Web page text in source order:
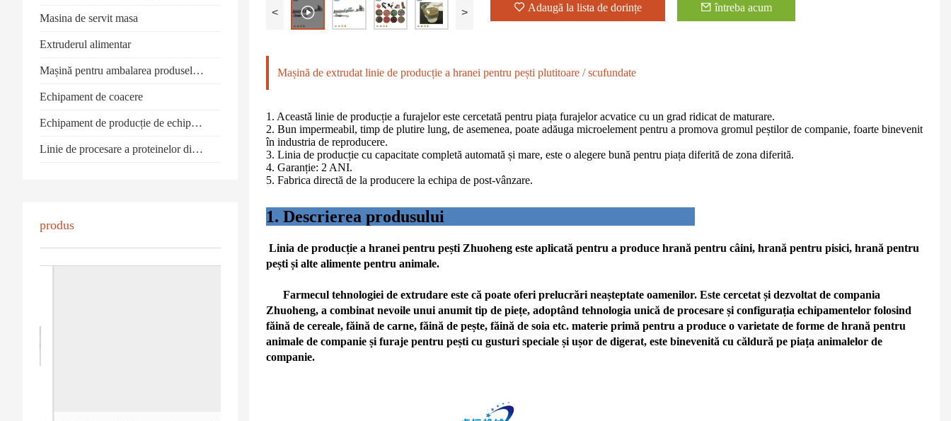
Masina de servit masa
Extruderul alimentar
Mașină pentru ambalarea produselor alimentare
Echipament de coacere
Echipament de producție de echipamente alimentare
Linie de procesare a proteinelor din soia vegetar texturată / fibră
produs
< > Adaugă la lista de dorințe întreba acum
Mașină de extrudat linie de producție a hranei pentru pești plutitoare / scufundate
1. Această linie de producție a furajelor este cercetată pentru piața furajelor acvatice cu un grad ridicat de maturare.
2. Bun impermeabil, timp de plutire lung, de asemenea, poate adăuga microelement pentru a promova gromul peștilor de companie, foarte binevenit
în industria de reproducere.
3. Linia de producție cu capacitate completă automată și mare, este o alegere bună pentru piața diferită de zona diferită.
4. Garanție: 2 ANI.
5. Fabrica directă de la producere la echipa de post-vânzare.
1. Descrierea produsului
Linia de producție a hranei pentru pești Zhuoheng este aplicată pentru a produce hrană pentru câini, hrană pentru pisici, hrană pentru
pești și alte alimente pentru animale.
Farmecul tehnologiei de extrudare este că poate oferi prelucrări neașteptate oamenilor. Este cercetat și dezvoltat de compania
Zhuoheng, a combinat nevoile unui anumit tip de piețe, adoptând tehnologia unică de procesare și configurația echipamentelor folosind
făină de cereale, făină de carne, făină de pește, făină de soia etc. materie primă pentru a produce o varietate de forme de hrană pentru
animale de companie și furaje pentru pești cu gusturi speciale și ușor de digerat, este binevenită cu căldură pe piața animalelor de
companie.